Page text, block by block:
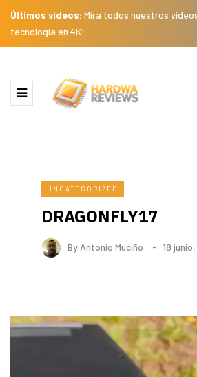
Últimos videos: Mira todos nuestros
tecnología en 4K!
UNCATEGORIZED
DRAGONFLY17
By Antonio Muciño 18